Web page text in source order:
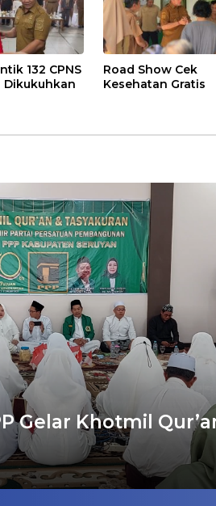
132 CPNS
Dikukuhkan
Road Show Cek
Kesehatan Gratis
Gelar Khotmil